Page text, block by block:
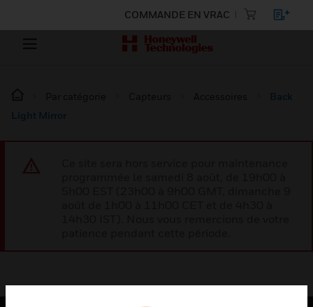
COMMANDE EN VRAC
Back
Light Mirror